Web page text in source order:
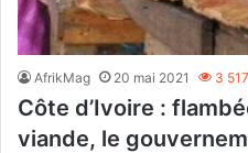
AfrikMag 20 mai 2021 3 517
Côte d’Ivoire :
viande, le